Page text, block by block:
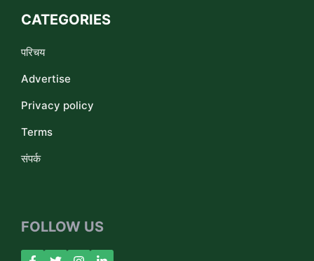
CATEGORIES
परिचय
Advertise
Privacy policy
Terms
संपर्क
FOLLOW US